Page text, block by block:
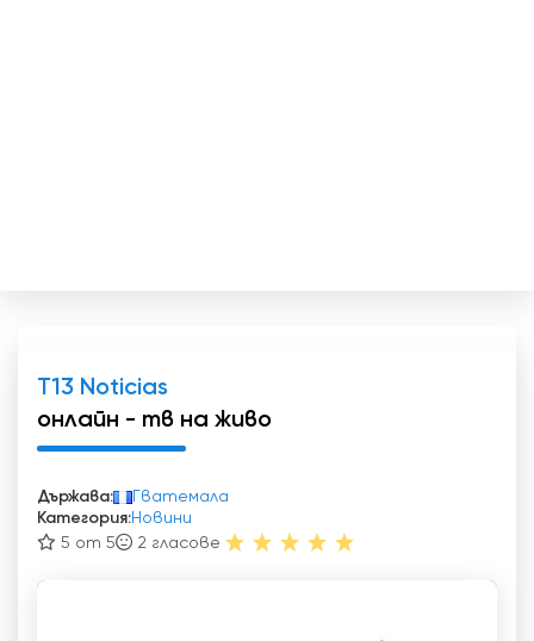
T13 Noticias
онлайн - тв на живо
Държава:
Гватемала
Категория:Новини
5 от 5
2 гласове